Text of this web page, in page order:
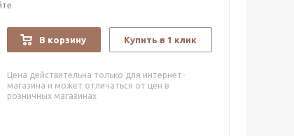
В корзину Купить в 1 клик
Цена действительна только для интернет-
магазина и может отличаться от цен в
розничных магазинах